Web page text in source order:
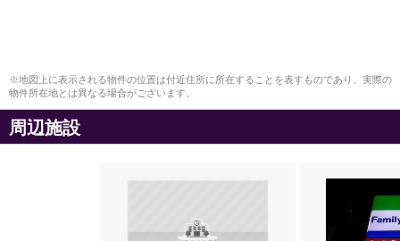
※地図上に表示される物件の位置は付近住所に所在することを表すものであり、実際の
物件所在地とは異なる場合がございます。
周辺施設